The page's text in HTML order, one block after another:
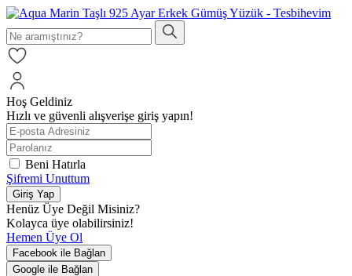
Hoş Geldiniz
Hızlı ve güvenli alışverişe giriş yapın!
Beni Hatırla
Şifremi Unuttum
Giriş Yap
Henüz Üye Değil Misiniz?
Kolayca üye olabilirsiniz!
Hemen Üye Ol
Facebook ile Bağlan
Google ile Bağlan